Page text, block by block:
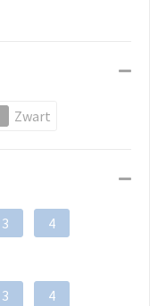
Zwart
3 4
3 4